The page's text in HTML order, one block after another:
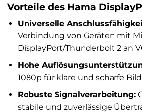
Vorteile des Hama
Universelle
Verbindung von Geräten mit
DisplayPort/Thunderbolt 2 an
Hohe
1080p für klare und scharfe
Robuste Signalverarbeitung:
stabile und zuverlässige